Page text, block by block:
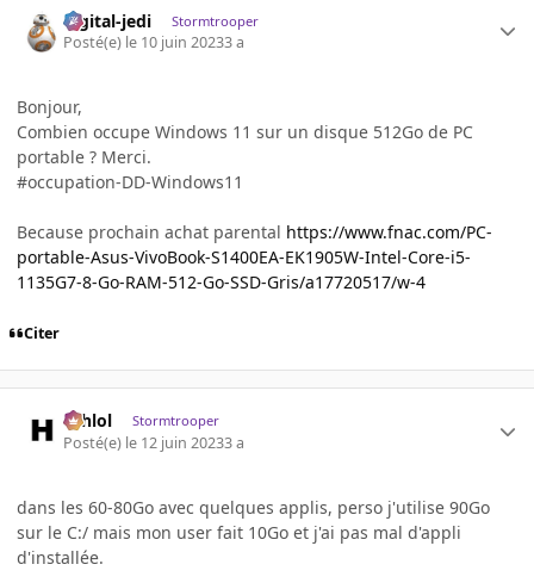
digital-jedi Stormtrooper
Posté(e) le 10 juin 20233 a
Bonjour,
Combien occupe Windows 11 sur un disque 512Go de PC
portable ? Merci.
#occupation-DD-Windows11
Because prochain achat parental https://www.fnac.com/PC-
portable-Asus-VivoBook-S1400EA-EK1905W-Intel-Core-i5-
1135G7-8-Go-RAM-512-Go-SSD-Gris/a17720517/w-4
Citer
ashlol Stormtrooper
Posté(e) le 12 juin 20233 a
dans les 60-80Go avec quelques applis, perso j'utilise 90Go
sur le C:/ mais mon user fait 10Go et j'ai pas mal d'appli
d'installée.